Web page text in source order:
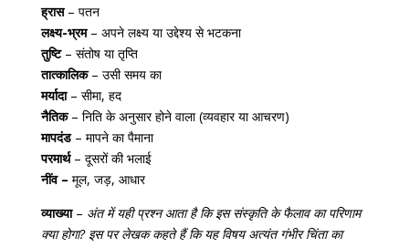
ह्रास – पतन
लक्ष्य-भ्रम– अपने लक्ष्य या उद्देश्य से भटकना
तुष्टि – संतोष या तृप्ति
तात्कालिक– उसी समय का
मर्यादा – सीमा, हद
नैतिक– निति के अनुसार होने वाला (व्यवहार या आचरण)
मापदंड– मापने का पैमाना
परमार्थ – दूसरों की भलाई
नींव – मूल, जड़, आधार
व्याख्या – अंत में यही प्रश्न आता है कि इस संस्कृति के फैलाव का परिणाम
क्या होगा? इस पर लेखक कहते हैं कि यह विषय अत्यंत गंभीर चिंता का